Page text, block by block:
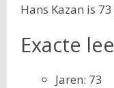
Hans Kazan is
Exacte
Jaren: 73